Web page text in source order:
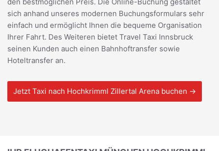
sich anhand unseres modernen Buchungsformulars sehr
einfach und ermöglicht Ihnen die bequeme Organisation
Ihrer Fahrt. Des Weiteren bietet Travel Taxi Innsbruck
seinen Kunden auch einen Bahnhoftransfer sowie
Hoteltransfer an.
Jetzt Taxi nach Hochkrimml Zillertal Arena buchen →